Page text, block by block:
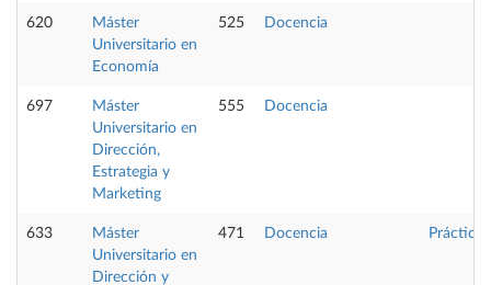
620
Máster
Universitario en
Economía
525 Docencia
697
Máster
Universitario en
Dirección,
Estrategia y
Marketing
555 Docencia
633
Máster
Universitario en
Dirección y
471 Docencia Prácticas